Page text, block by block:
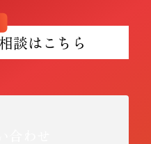
談はこちら